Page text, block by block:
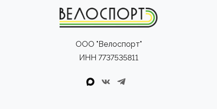
ООО "Велоспорт"
ИНН 7737535811